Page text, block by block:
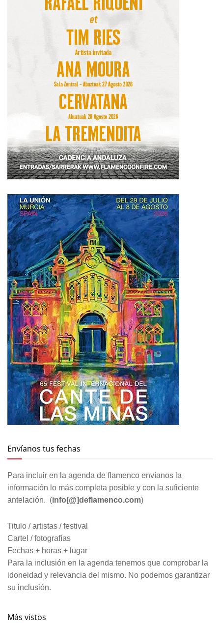
Envíanos tus fechas
Para incluir en la agenda de flamenco envíanos la
información lo más completa posible y con la suficiente
antelación. (info[@]deflamenco.com)
Titulo / artistas / festival
Cartel / fotografías
Fechas + horas + lugar
Para la inclusión en la agenda tenemos que comprobar la
idoneidad y relevancia del mismo. No podemos garantizar
su inclusión.
Más vistos